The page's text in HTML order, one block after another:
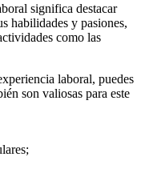
significa destacar
habilidades y pasiones,
como las
laboral, puedes
son valiosas para este